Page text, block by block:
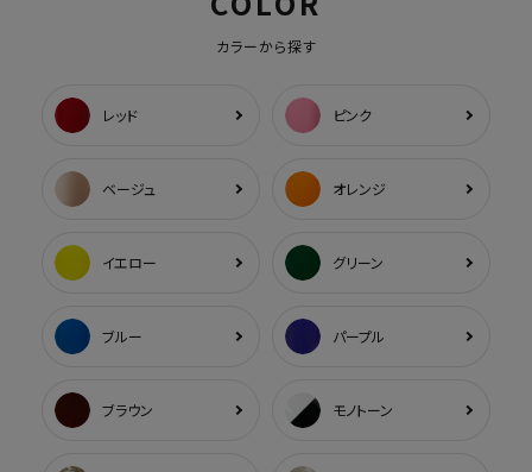
カラーから探す
レッド ピンク
ベージュ オレンジ
イエロー グリーン
ブルー パープル
ブラウン モノトーン